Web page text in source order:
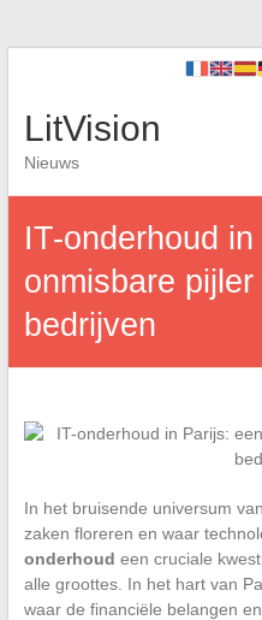
LitVision
Nieuws
IT-onderhoud
onmisbare
bedrijven
In het bruisende universum
zaken floreren en waar
onderhoud een cruciale
alle groottes. In het hart van
waar de financiële belangen